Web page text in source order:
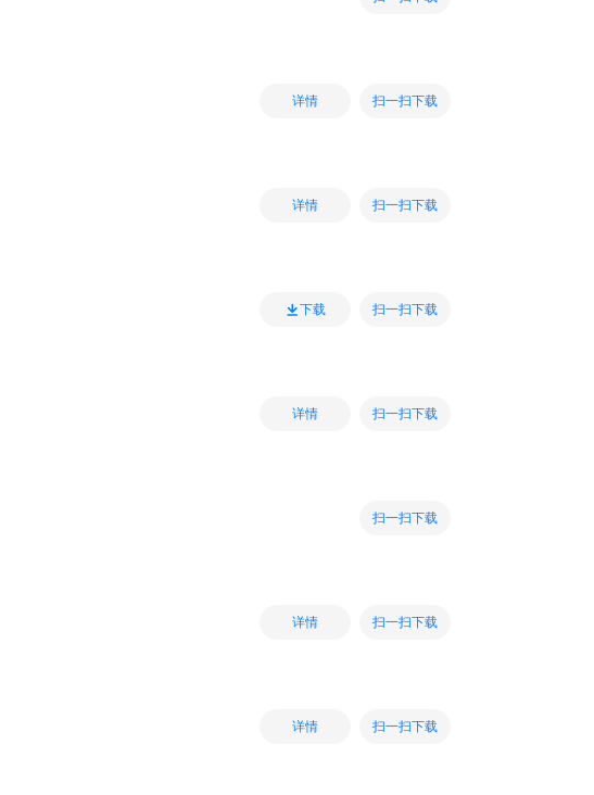
详情 扫一扫下载
详情 扫一扫下载
下载 扫一扫下载
详情 扫一扫下载
扫一扫下载
详情 扫一扫下载
详情 扫一扫下载